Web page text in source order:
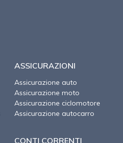
ASSICURAZIONI
Assicurazione auto
Assicurazione moto
Assicurazione ciclomotore
Assicurazione autocarro
CONTI CORRENTI